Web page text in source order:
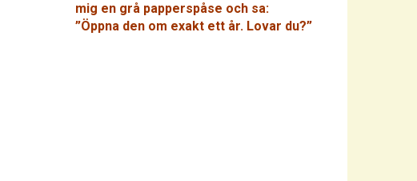
mig en grå papperspåse och sa:
”Öppna den om exakt ett år. Lovar du?”